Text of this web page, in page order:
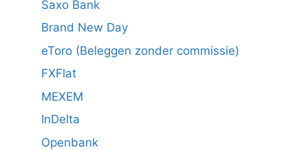
Saxo Bank
Brand New Day
eToro (Beleggen zonder commissie)
FXFlat
MEXEM
InDelta
Openbank